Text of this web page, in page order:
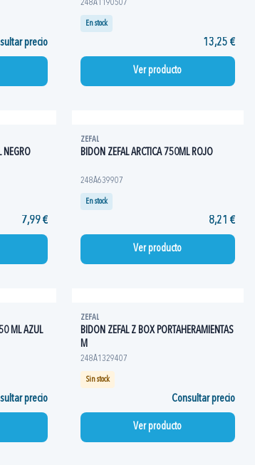
precio
248A1190507
En stock
13,25 €
Ver producto
NEGRO
7,99 €
ZEFAL
BIDON ZEFAL ARCTICA 750ML ROJO
248A639907
En stock
8,21 €
Ver producto
ML AZUL
precio
ZEFAL
BIDON ZEFAL Z BOX PORTAHERAMIENTAS
M
248A1329407
Sin stock
Consultar precio
Ver producto